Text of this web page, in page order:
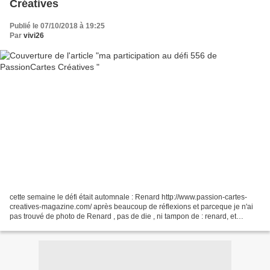
Créatives
Publié le 07/10/2018 à 19:25
Par vivi26
cette semaine le défi était automnale : Renard http://www.passion-cartes-
creatives-magazine.com/ après beaucoup de réflexions et parceque je n'ai
pas trouvé de photo de Renard , pas de die , ni tampon de : renard, et